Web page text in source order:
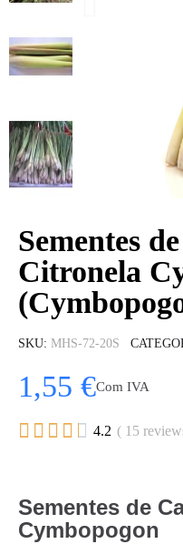
Sementes
Citronela
SKU MHS-72-20S
1,55 €Com IVA
     4.2 ( 15
Sementes de
Cymbopogon